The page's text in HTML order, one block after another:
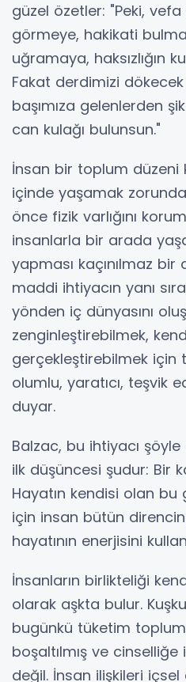
güzel özetler: "Peki,
görmeye, hakikati
uğramaya, haksızlığın
Fakat derdimizi
başımıza gelenlerden
can kulağı bulunsun."
İnsan bir toplum düzeni
içinde yaşamak
önce fizik varlığını
insanlarla bir arada
yapması kaçınılmaz
maddi ihtiyacın yanı
yönden iç dünyasını
zenginleştirebilmek,
gerçekleştirebilmek için
olumlu, yaratıcı, teşvik
duyar.
Balzac, bu ihtiyacı şöyle
ilk düşüncesi şudur: Bir
Hayatın kendisi olan
için insan bütün
hayatının enerjisini
İnsanların birlikteliği
olarak aşkta bulur.
bugünkü tüketim
boşaltılmış ve
değil. İnsan ilişkileri içsel